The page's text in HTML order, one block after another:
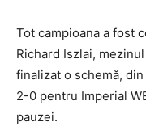
Tot campioana a fost
Richard Iszlai,
finalizat o schemă,
2-0 pentru Imperial
pauzei.